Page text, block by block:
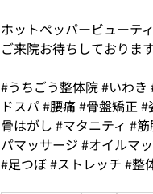
ホットペッパービューテ
ご来院お待ちしておりま
#うちごう整体院#いわき
ドスパ#腰痛#骨盤矯正 #
骨はがし #マタニティ #筋
パマッサージ #オイルマ
#足つぼ#ストレッチ #整